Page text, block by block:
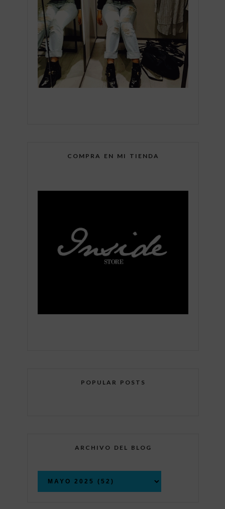
COMPRA EN MI TIENDA
POPULAR POSTS
ARCHIVO DEL BLOG